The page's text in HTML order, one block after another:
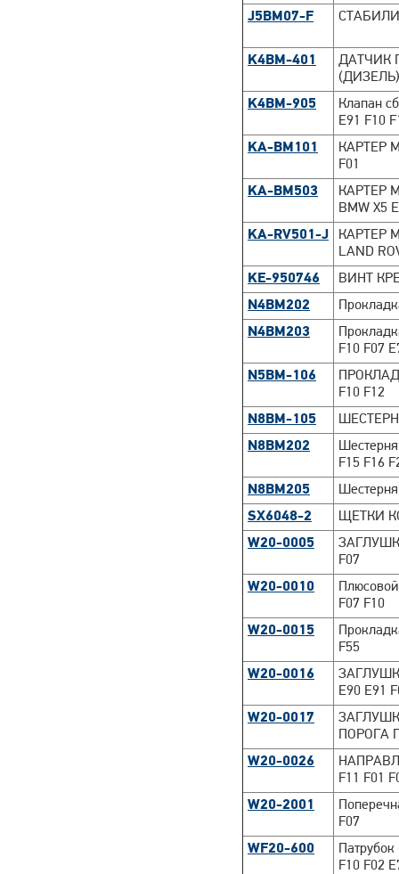
J5BM07-F
K4BM-401
ДАТЧИК
(ДИЗЕЛЬ)
K4BM-905
Клапан
E91 F10
KA-BM101
КАРТЕР
F01
KA-BM503
КАРТЕР
BMW X5
KA-RV501-J
КАРТЕР
LAND
KE-950746
ВИНТ
N4BM202
N4BM203
F10 F07
N5BM-106
F10 F12
N8BM-105
N8BM202
F15 F16
N8BM205
SX6048-2
ЩЕТКИ
W20-0005
F07
W20-0010
F07 F10
W20-0015
F55
W20-0016
E90 E91
W20-0017
ПОРОГА
W20-0026
F11 F01
W20-2001
F07
WF20-600
F10 F02